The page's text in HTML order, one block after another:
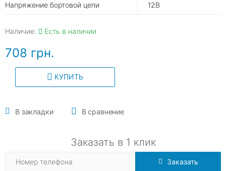
Напряжение бортовой цепи 12В
Наличие: Есть в наличии
708 грн.
КУПИТЬ
В закладки В сравнение
Заказать в 1 клик
Заказать